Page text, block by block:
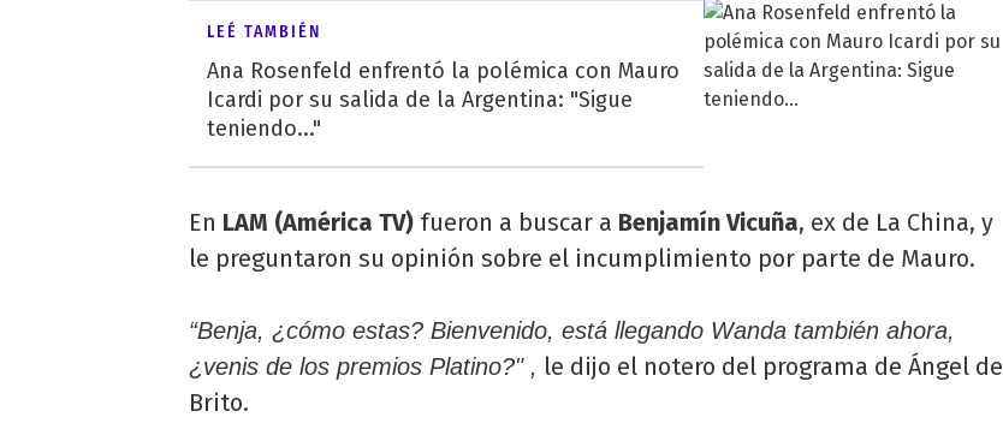
LEÉ TAMBIÉN
Ana Rosenfeld enfrentó la polémica con Mauro
Icardi por su salida de la Argentina: "Sigue
teniendo..."
En LAM (América TV) fueron a buscar a Benjamín Vicuña, ex de La China, y
le preguntaron su opinión sobre el incumplimiento por parte de Mauro.
“Benja, ¿cómo estas? Bienvenido, está llegando Wanda también ahora,
¿venis de los premios Platino?" , le dijo el notero del programa de Ángel de
Brito.